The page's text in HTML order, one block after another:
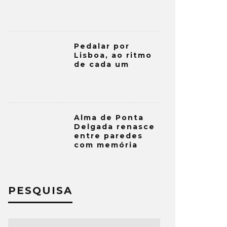
Pedalar por
Lisboa, ao ritmo
de cada um
Alma de Ponta
Delgada renasce
entre paredes
com memória
PESQUISA